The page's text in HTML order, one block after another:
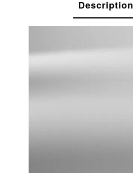
Description